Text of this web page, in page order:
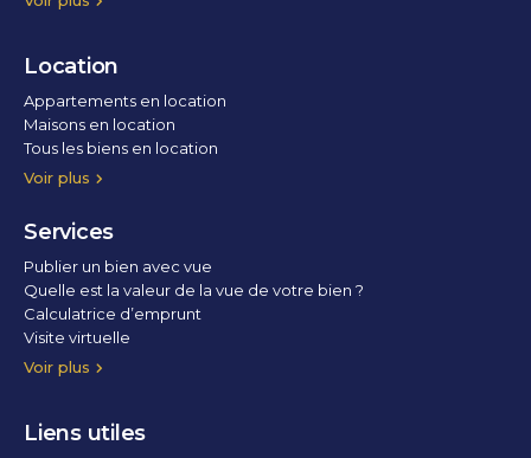
Location
Voir plus
Appartements en location
Maisons en location
Tous les biens en location
Services
Voir plus
Publier un bien avec vue
Quelle est la valeur de la vue de votre bien ?
Calculatrice d’emprunt
Visite virtuelle
Home staging
Liens utiles